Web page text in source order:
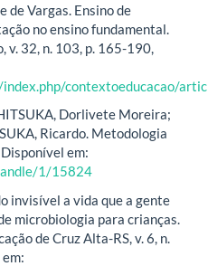
de Vargas. Ensino de
no ensino fundamental.
v. 32, n. 103, p. 165-190,
contextoeducacao/
Dorlivete Moreira;
Ricardo. Metodologia
em:
1/15824
invisível a vida que a gente
microbiologia para crianças.
de Cruz Alta-RS, v. 6, n.